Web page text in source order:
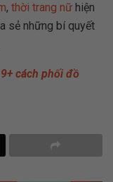
, thời trang nữ hiện
sẻ những bí quyết
cách phối đồ